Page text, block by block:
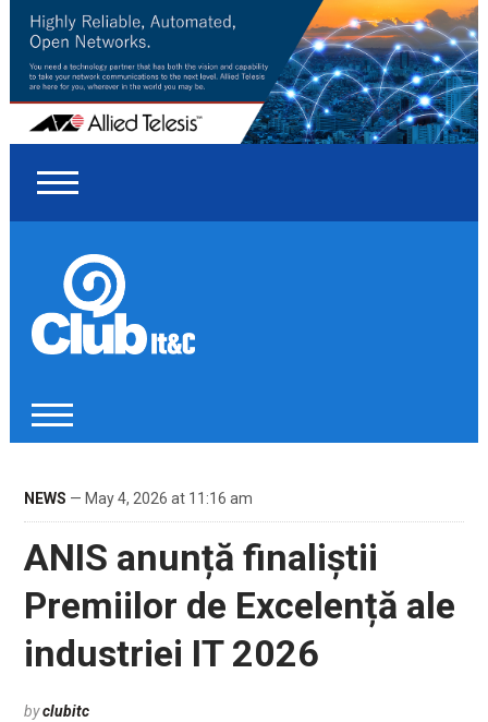
NEWS — May 4, 2026 at 11:16 am
ANIS anunță finaliștii
Premiilor de Excelență ale
industriei IT 2026
byclubitc